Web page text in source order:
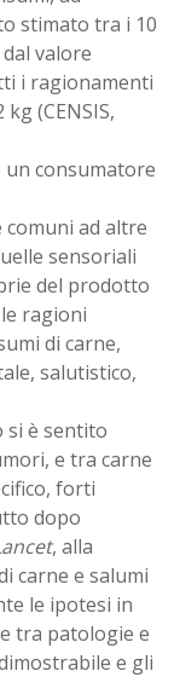
stimato tra i 10
valore
i ragionamenti
(CENSIS,
consumatore
ad altre
sensoriali
del prodotto
ragioni
di carne,
salutistico,
si è sentito
e tra carne
forti
dopo
, alla
carne e salumi
le ipotesi in
tra patologie e
e gli